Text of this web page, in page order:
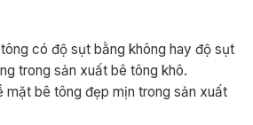
có độ sụt bằng không hay độ sụt
trong sản xuất bê tông khô.
mặt bê tông đẹp mịn trong sản xuất